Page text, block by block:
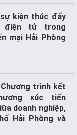
kiện thúc đẩy
điện tử trong
mại Hải Phòng
trình kết
xúc tiến
doanh nghiệp,
Hải Phòng và